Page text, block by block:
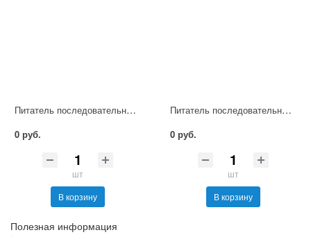
Питатель последовательный смазочный М-8
0 руб.
шт
В корзину
Питатель последовательный смазочный МК-5
0 руб.
шт
В корзину
Полезная информация